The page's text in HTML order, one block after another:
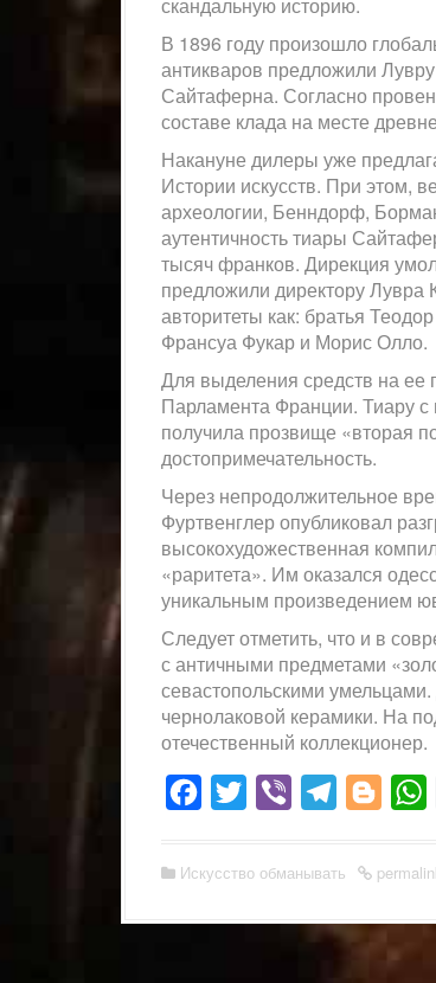
В 1896 году произошло
антикваров предложили
Сайтаферна. Согласно
составе клада на месте
Накануне дилеры уже
Истории искусств. При этом,
археологии, Бенндорф,
аутентичность тиары
тысяч франков. Дирекция
предложили директору Лувра
авторитеты как: братья
Франсуа Фукар и Морис Олло.
Для выделения средств на ее
Парламента Франции. Тиару с
получила прозвище «вторая
достопримечательность.
Через непродолжительное
Фуртвенглер опубликовал
высокохудожественная
«раритета». Им оказался
уникальным произведением
Следует отметить, что и в
с античными предметами
севастопольскими
чернолаковой керамики. На
отечественный коллекционер.
Facebook
Twitter Viber Telegram
Искусство обманывать